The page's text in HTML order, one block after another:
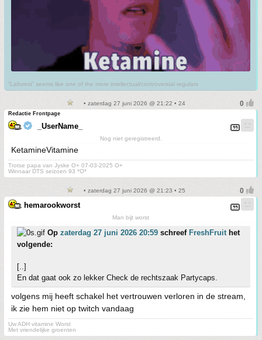
“Laforest” seems like one of the more intellectual/controversial regulars
• zaterdag 27 juni 2026 @ 21:22 • 24
Redactie Frontpage
_UserName_
Nog niet geregistreerd.
KetamineVitamine
Trotse papa van Jyske O+ 07-03-2025 O+
Winnaar DTS seizoen 93 *O*
• zaterdag 27 juni 2026 @ 21:23 • 25
hemarookworst
Man bijt worst
Op zaterdag 27 juni 2026 20:59 schreef FreshFruit het
volgende:
[..]
En dat gaat ook zo lekker Check de rechtszaak Partycaps.
volgens mij heeft schakel het vertrouwen verloren in de stream,
ik zie hem niet op twitch vandaag
Uw ADH vitamine Worst
Met vriendelijke groenten